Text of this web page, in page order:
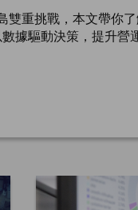
雙重挑戰，本文帶你
據驅動決策，提升營